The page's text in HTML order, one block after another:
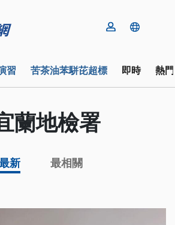
習 苦茶油苯駢芘超標 即時 熱
蘭地檢署
新 最相關